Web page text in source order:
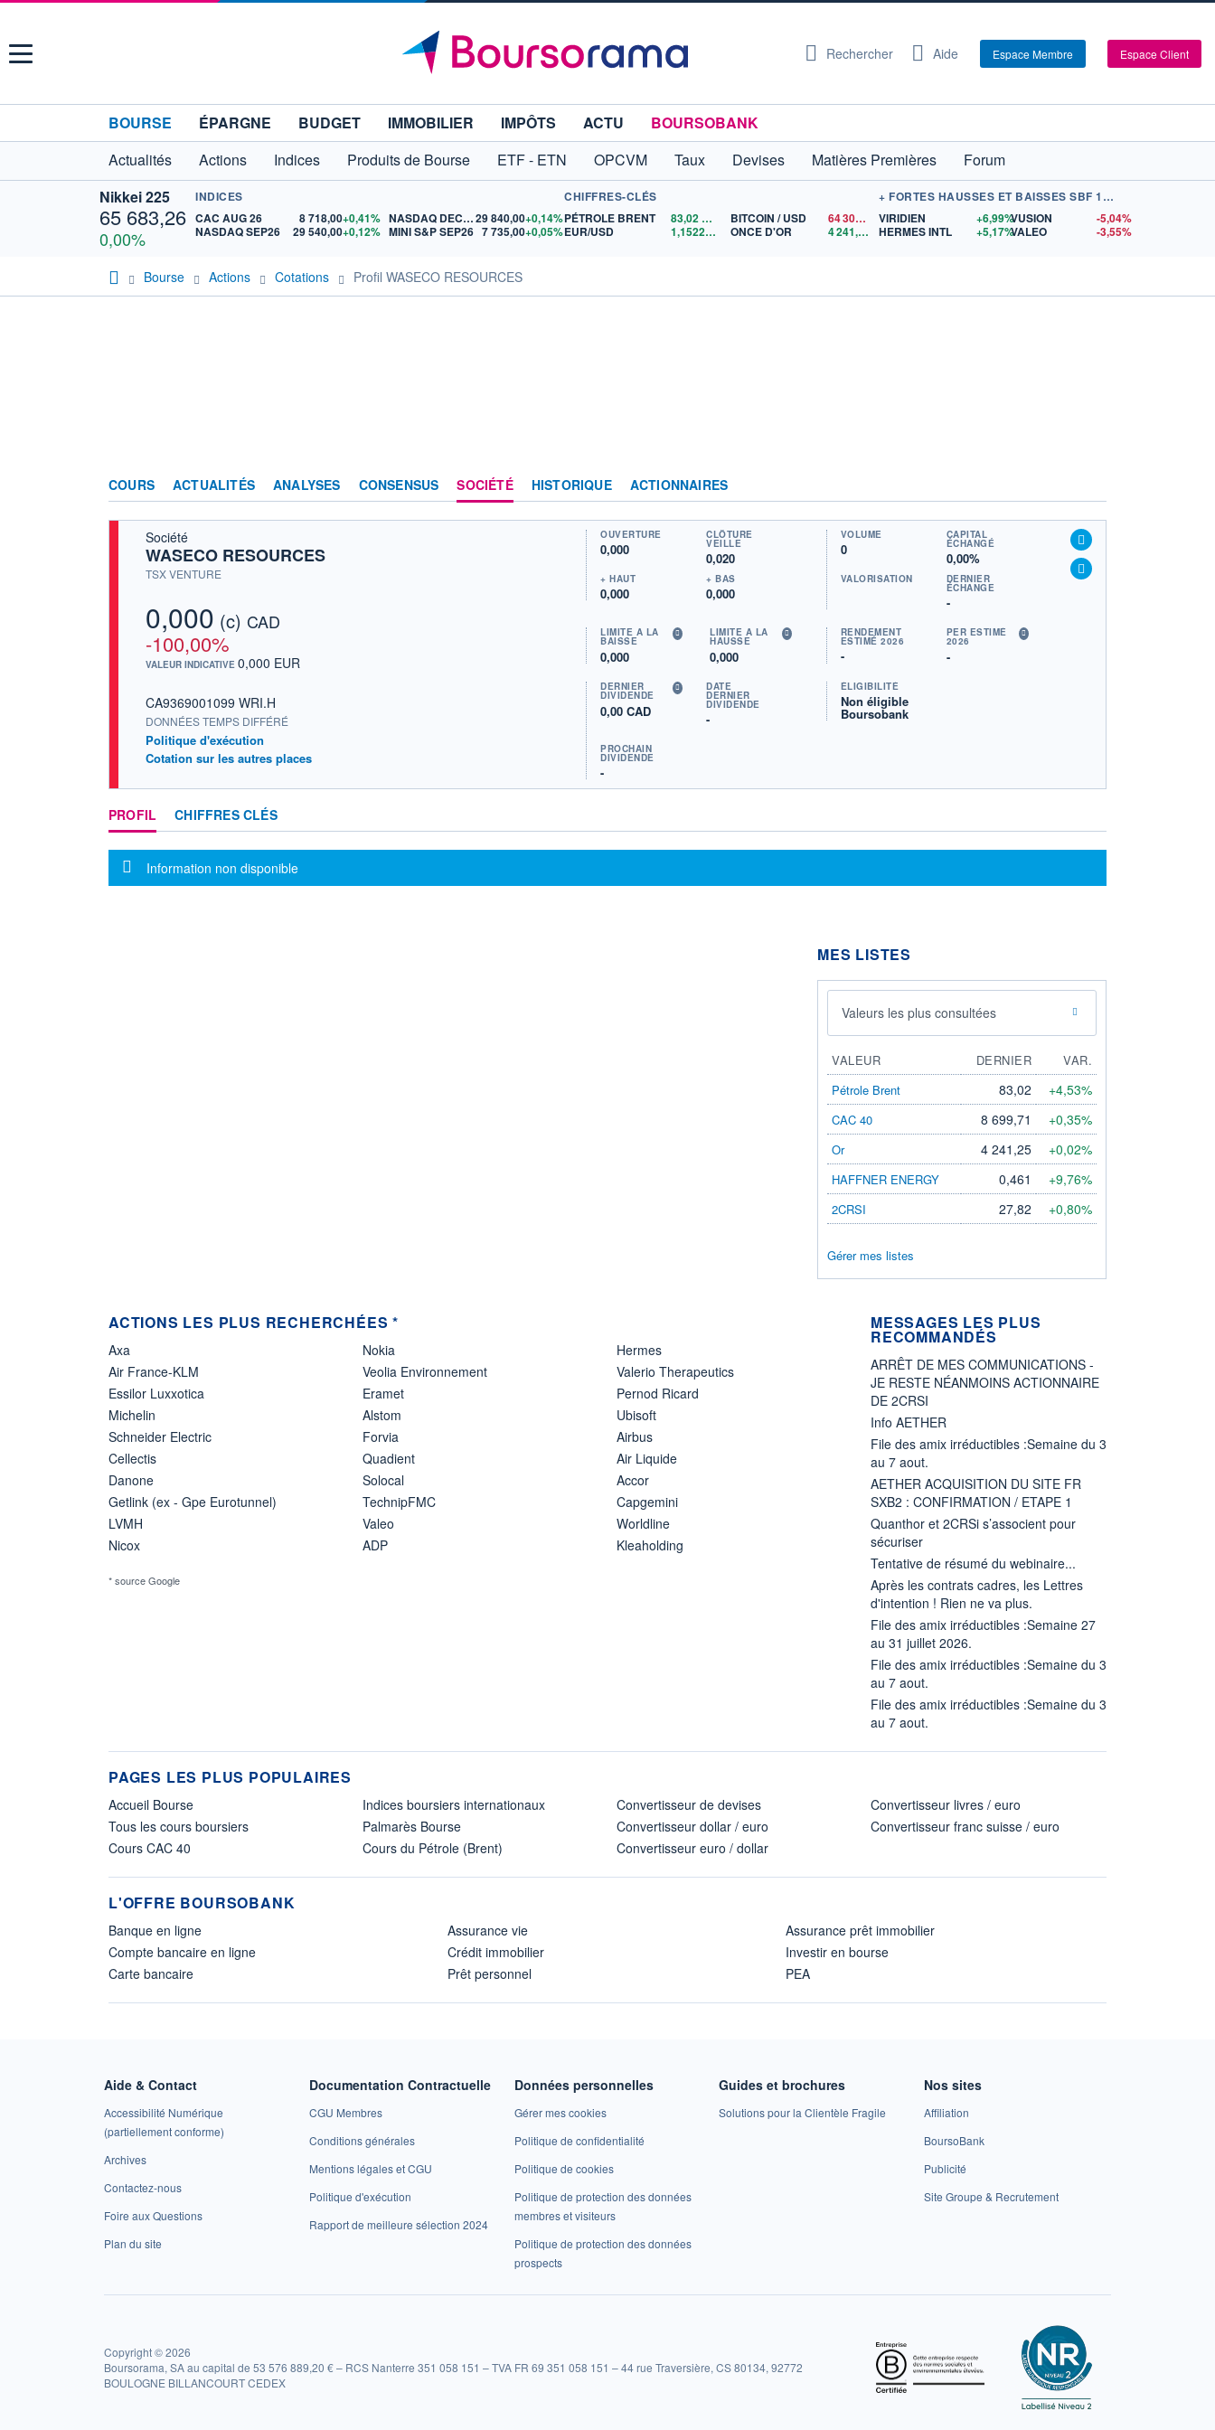
Menu Rechercher Aide Espace Membre Espace Client
BOURSE ÉPARGNE BUDGET IMMOBILIER IMPÔTS ACTU
BOURSOBANK
Actualités
Actions Indices Produits de Bourse ETF - ETN OPCVM Taux Devises Matières Premières
Forum
Nikkei 225
65 683,26
0,00%
INDICES
CAC AUG 26
8 718,00+0,41%
NASDAQ SEP26
29 540,00+0,12%
NASDAQ DEC2629 840,00+0,14%
MINI S&P SEP26 7 735,00+0,05%
CHIFFRES-CLÉS
PÉTROLE BRENT
83,02
EUR/USD
1,1522
$US
BITCOIN / USD 64 302,77
$US
ONCE D'OR
4 241,25 $US
+ FORTES HAUSSES ET BAISSES SBF 120
VIRIDIEN
+6,99%
HERMES INTL
+5,17%
VUSION
-5,04%
VALEO
-3,55%
Bourse Actions Cotations Profil WASECO RESOURCES
COURS ACTUALITÉS ANALYSES CONSENSUS SOCIÉTÉ HISTORIQUE ACTIONNAIRES
Société
WASECO RESOURCES
TSX VENTURE
0,000 (c) CAD
-100,00%
VALEUR INDICATIVE 0,000 EUR
CA9369001099 WRI.H
DONNÉES TEMPS DIFFÉRÉ
Politique d'exécution
Cotation sur les autres places
OUVERTURE
0,000
CLÔTURE
VEILLE
0,020
+ HAUT
0,000
+ BAS
0,000
VOLUME
0
CAPITAL
ÉCHANGÉ
0,00%
VALORISATION DERNIER
ÉCHANGE
-
LIMITE À LA
BAISSE
0,000
LIMITE À LA
HAUSSE
0,000
RENDEMENT
ESTIMÉ 2026
-
PER ESTIMÉ
2026
-
DERNIER
DIVIDENDE
0,00 CAD
DATE
DERNIER
DIVIDENDE
-
PROCHAIN
DIVIDENDE
-
ÉLIGIBILITÉ
Non éligible
Boursobank
PROFIL CHIFFRES CLÉS
Message d'information
Information non disponible
MES LISTES
Valeurs les plus consultées
VALEUR DERNIER
VAR.
Pétrole Brent
83,02 +4,53%
CAC 40 8 699,71 +0,35%
Or 4 241,25 +0,02%
HAFFNER ENERGY 0,461 +9,76%
2CRSI 27,82 +0,80%
Gérer mes listes
ACTIONS LES PLUS RECHERCHÉES *
Axa
Air France-KLM
Essilor Luxxotica
Michelin
Schneider Electric
Cellectis
Danone
Getlink (ex - Gpe Eurotunnel)
LVMH
Nicox
Nokia
Veolia Environnement
Eramet
Alstom
Forvia
Quadient
Solocal
TechnipFMC
Valeo
ADP
Hermes
Valerio Therapeutics
Pernod Ricard
Ubisoft
Airbus
Air Liquide
Accor
Capgemini
Worldline
Kleaholding
* source Google
MESSAGES LES PLUS
RECOMMANDÉS
ARRÊT DE MES COMMUNICATIONS -
JE RESTE NÉANMOINS ACTIONNAIRE
DE 2CRSI
Info AETHER
File des amix irréductibles :Semaine du 3
au 7 aout.
AETHER ACQUISITION DU SITE FR
SXB2 : CONFIRMATION / ETAPE 1
Quanthor et 2CRSi s’associent pour
sécuriser
Tentative de résumé du webinaire...
Après les contrats cadres, les Lettres
d'intention ! Rien ne va plus.
File des amix irréductibles :Semaine 27
au 31 juillet 2026.
File des amix irréductibles :Semaine du 3
au 7 aout.
File des amix irréductibles :Semaine du 3
au 7 aout.
PAGES LES PLUS POPULAIRES
Accueil Bourse
Tous les cours boursiers
Cours CAC 40
Indices boursiers internationaux
Palmarès Bourse
Cours du Pétrole (Brent)
Convertisseur de devises
Convertisseur dollar / euro
Convertisseur euro / dollar
Convertisseur livres / euro
Convertisseur franc suisse / euro
L'OFFRE BOURSOBANK
Banque en ligne
Compte bancaire en ligne
Carte bancaire
Assurance vie
Crédit immobilier
Prêt personnel
Assurance prêt immobilier
Investir en bourse
PEA
Aide & Contact
Accessibilité Numérique
(partiellement conforme)
Archives
Contactez-nous
Foire aux Questions
Plan du site
Documentation Contractuelle
CGU Membres
Conditions générales
Mentions légales et CGU
Politique d'exécution
Rapport de meilleure sélection 2024
Données personnelles
Gérer mes cookies
Politique de confidentialité
Politique de cookies
Politique de protection des données
membres et visiteurs
Politique de protection des données
prospects
Guides et brochures
Solutions pour la Clientèle Fragile
Nos sites
Affiliation
BoursoBank
Publicité
Site Groupe & Recrutement
Copyright © 2026
Boursorama, SA au capital de 53 576 889,20 € – RCS Nanterre 351 058 151 – TVA FR 69 351 058 151 – 44 rue Traversière, CS 80134, 92772
BOULOGNE BILLANCOURT CEDEX